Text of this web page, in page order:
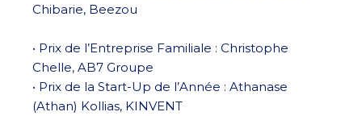
Chibarie, Beezou
• Prix de l’Entreprise Familiale : Christophe
Chelle, AB7 Groupe
• Prix de la Start-Up de l’Année : Athanase
(Athan) Kollias, KINVENT